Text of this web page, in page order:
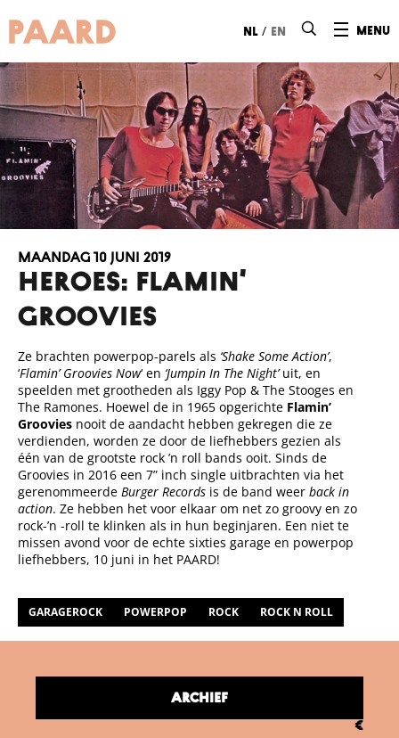
menu
nl / en
HEROES: FLAMIN’
GROOVIES
maandag 10 juni 2019
Ze brachten powerpop-parels als ‘Shake Some Action’,
‘Flamin’ Groovies Now‘ en ‘Jumpin In The Night’uit, en
speelden met grootheden als Iggy Pop & The Stooges en
The Ramones. Hoewel de in 1965 opgerichte Flamin’
Groovies nooit de aandacht hebben gekregen die ze
verdienden, worden ze door de liefhebbers gezien als
één van de grootste rock ’n roll bands ooit. Sinds de
Groovies in 2016 een 7” inch single uitbrachten via het
gerenommeerde Burger Records is de band weer back in
action. Ze hebben het voor elkaar om net zo groovy en zo
rock-’n -roll te klinken als in hun beginjaren. Een niet te
missen avond voor de echte sixties garage en powerpop
liefhebbers, 10 juni in het PAARD!
GARAGEROCK POWERPOP ROCK ROCK N ROLL
ARCHIEF
€